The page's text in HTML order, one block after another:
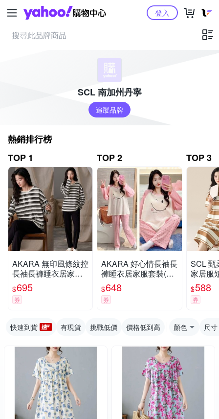
Yahoo購物中心登入
SCL 南加州丹寧
追蹤品牌
熱銷排行榜
TOP 1
AKARA 無印風條紋控
長袖長褲睡衣居家服
上衣(居家清爽搭配/舒
適親膚布料/增加柔順
舒眠)
$695
券
TOP 2
AKARA 好心情長袖長
褲睡衣居家服套裝(固
定胸襯/舒適親膚布料/
增加柔順舒眠)
$648
券
TOP 3
SCL 甄
家居服
8990
$588
券
快速到貨 有現貨 挑戰低價 價格低到高 顏色 尺寸